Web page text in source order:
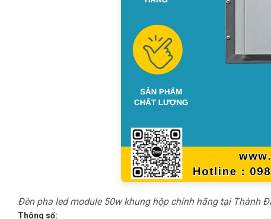
Đèn pha led module 50w khung hộp chính hãng tại Thành
Thông số: